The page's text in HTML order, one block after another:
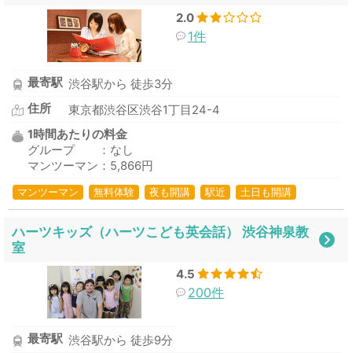
2.0
1件
最寄駅 渋谷駅から 徒歩3分
住所
東京都渋谷区渋谷1丁目24-4
1時間あたりの料金
グループ ：なし
マンツーマン：5,866円
マンツーマン 無料体験 夜も開講 駅近 土日も開講
ハーツキッズ（ハーツこども英会話） 渋谷神泉教
室
4.5
200件
最寄駅 渋谷駅から 徒歩9分